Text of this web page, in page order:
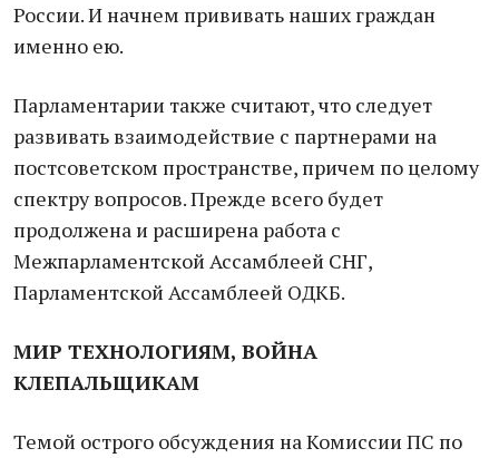
России. И начнем прививать наших граждан
именно ею.
Парламентарии также считают, что следует
развивать взаимодействие с партнерами на
постсоветском пространстве, причем по целому
спектру вопросов. Прежде всего будет
продолжена и расширена работа с
Межпарламентской Ассамблеей СНГ,
Парламентской Ассамблеей ОДКБ.
МИР ТЕХНОЛОГИЯМ, ВОЙНА
КЛЕПАЛЬЩИКАМ
Темой острого обсуждения на Комиссии ПС по